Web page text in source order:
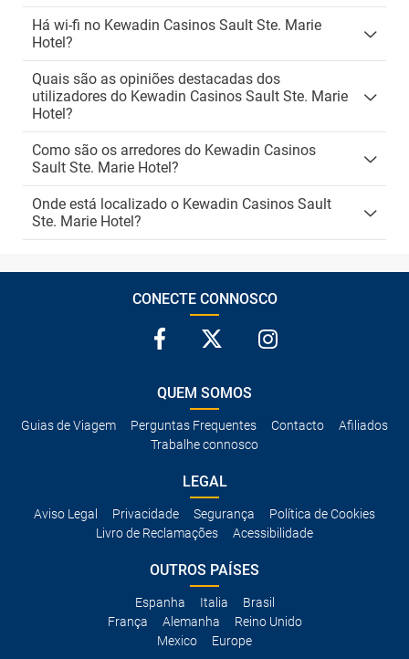
Há wi-fi no Kewadin Casinos Sault Ste. Marie
Hotel?
Quais são as opiniões destacadas dos
utilizadores do Kewadin Casinos Sault Ste. Marie
Hotel?
Como são os arredores do Kewadin Casinos
Sault Ste. Marie Hotel?
Onde está localizado o Kewadin Casinos Sault
Ste. Marie Hotel?
CONECTE CONNOSCO
QUEM SOMOS
Guias de Viagem Perguntas Frequentes Contacto
Afiliados
Trabalhe connosco
LEGAL
Aviso Legal Privacidade Segurança
Política de Cookies
Livro de Reclamações
Acessibilidade
OUTROS PAÍSES
Espanha Italia
Brasil
França
Alemanha
Reino Unido
Mexico
Europe